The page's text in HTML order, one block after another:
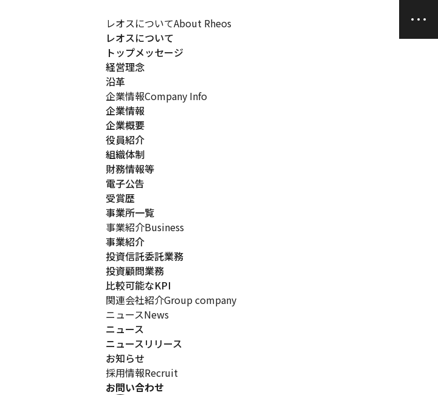
レオスについてAbout Rheos
レオスについて
トップメッセージ
経営理念
沿革
企業情報Company Info
企業情報
企業概要
役員紹介
組織体制
財務情報等
電子公告
受賞歴
事業所一覧
事業紹介Business
事業紹介
投資信託委託業務
投資顧問業務
比較可能なKPI
関連会社紹介Group company
ニュースNews
ニュース
ニュースリリース
お知らせ
採用情報Recruit
お問い合わせ